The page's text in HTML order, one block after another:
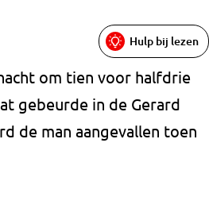
Hulp bij lezen
om tien voor halfdrie
gebeurde in de Gerard
de man aangevallen toen